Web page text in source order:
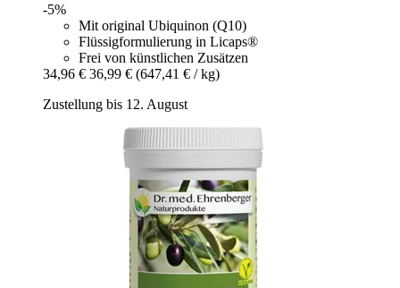
-5%
Mit original Ubiquinon (Q10)
Flüssigformulierung in Licaps®
Frei von künstlichen Zusätzen
34,96 € 36,99 € (647,41 € / kg)
Zustellung bis 12. August